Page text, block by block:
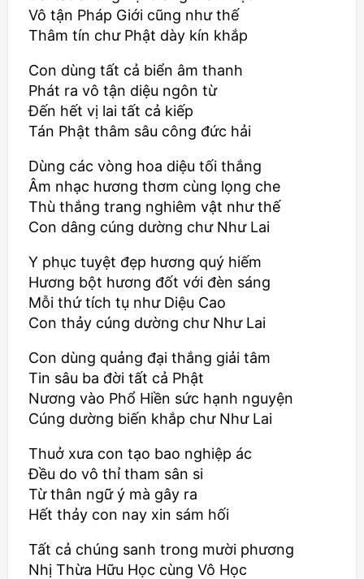
Vô tận Pháp Giới cũng như thế
Thâm tín chư Phật dày kín khắp
Con dùng tất cả biển âm thanh
Phát ra vô tận diệu ngôn từ
Đến hết vị lai tất cả kiếp
Tán Phật thâm sâu công đức hải
Dùng các vòng hoa diệu tối thắng
Âm nhạc hương thơm cùng lọng che
Thù thắng trang nghiêm vật như thế
Con dâng cúng dường chư Như Lai
Y phục tuyệt đẹp hương quý hiếm
Hương bột hương đốt với đèn sáng
Mỗi thứ tích tụ như Diệu Cao
Con thảy cúng dường chư Như Lai
Con dùng quảng đại thắng giải tâm
Tin sâu ba đời tất cả Phật
Nương vào Phổ Hiền sức hạnh nguyện
Cúng dường biến khắp chư Như Lai
Thuở xưa con tạo bao nghiệp ác
Đều do vô thỉ tham sân si
Từ thân ngữ ý mà gây ra
Hết thảy con nay xin sám hối
Tất cả chúng sanh trong mười phương
Nhị Thừa Hữu Học cùng Vô Học